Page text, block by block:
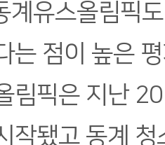
유스올림픽
는 점이 높은
림픽은 지난
작됐고 동계